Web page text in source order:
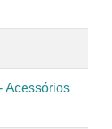
Acessórios